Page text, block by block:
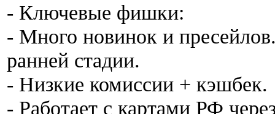
- Ключевые фишки:
- Много новинок и
ранней стадии.
- Низкие комиссии + кэшбек.
- Работает с картами РФ